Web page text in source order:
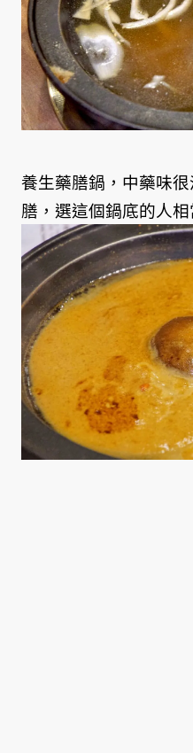
養生藥膳鍋，中藥味
膳，選這個鍋底的人相